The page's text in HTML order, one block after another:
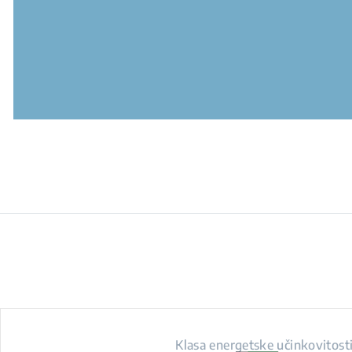
Klasa energetske